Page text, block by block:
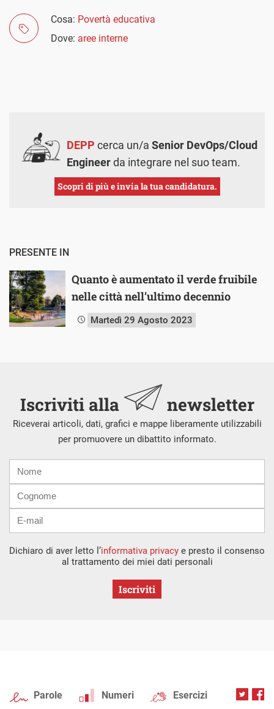
Cosa: Povertà educativa
Dove: aree interne
DEPP cerca un/a Senior DevOps/Cloud
Engineerda integrare nel suo team.
Scopri di più e invia la tua candidatura.
PRESENTE IN
Quanto è aumentato il verde fruibile
nelle città nell’ultimo decennio
Martedì 29 Agosto 2023
Iscriviti alla newsletter
Riceverai articoli, dati, grafici e mappe liberamente utilizzabili
per promuovere un dibattito informato.
mail
Dichiaro di aver letto l’informativa privacy e presto il consenso
al trattamento dei miei dati personali
Iscriviti
Parole Numeri Esercizi